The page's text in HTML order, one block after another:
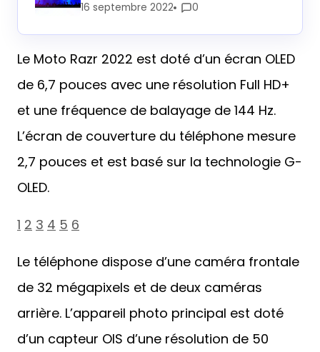
16 septembre 2022 0
Le Moto Razr 2022 est doté d’un écran OLED
de 6,7 pouces avec une résolution Full HD+
et une fréquence de balayage de 144 Hz.
L’écran de couverture du téléphone mesure
2,7 pouces et est basé sur la technologie G-
OLED.
1 2 3 4 5 6
Le téléphone dispose d’une caméra frontale
de 32 mégapixels et de deux caméras
arrière. L’appareil photo principal est doté
d’un capteur OIS d’une résolution de 50